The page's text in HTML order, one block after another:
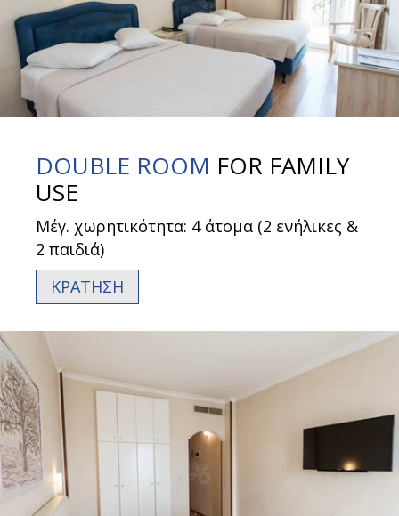
DOUBLE ROOM FOR FAMILY
USE
Μέγ. χωρητικότητα: 4 άτομα (2 ενήλικες &
2 παιδιά)
ΚΡΑΤΗΣΗ